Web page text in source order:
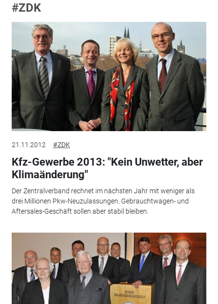
#ZDK
21.11.2012 #ZDK
Kfz-Gewerbe 2013: "Kein Unwetter, aber
Klimaänderung"
Der Zentralverband rechnet im nächsten Jahr mit weniger als
drei Millionen Pkw-Neuzulassungen. Gebrauchtwagen- und
Aftersales-Geschäft sollen aber stabil bleiben.